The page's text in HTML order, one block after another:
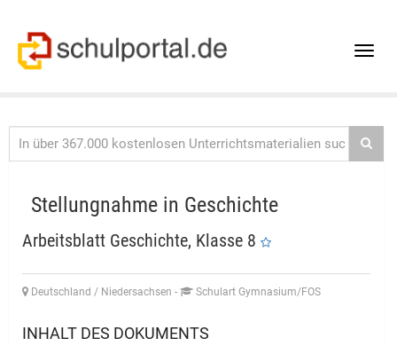
Toggle
Stellungnahme in Geschichte
Arbeitsblatt Geschichte, Klasse 8
Deutschland / Niedersachsen - Schulart Gymnasium/FOS
INHALT DES DOKUMENTS